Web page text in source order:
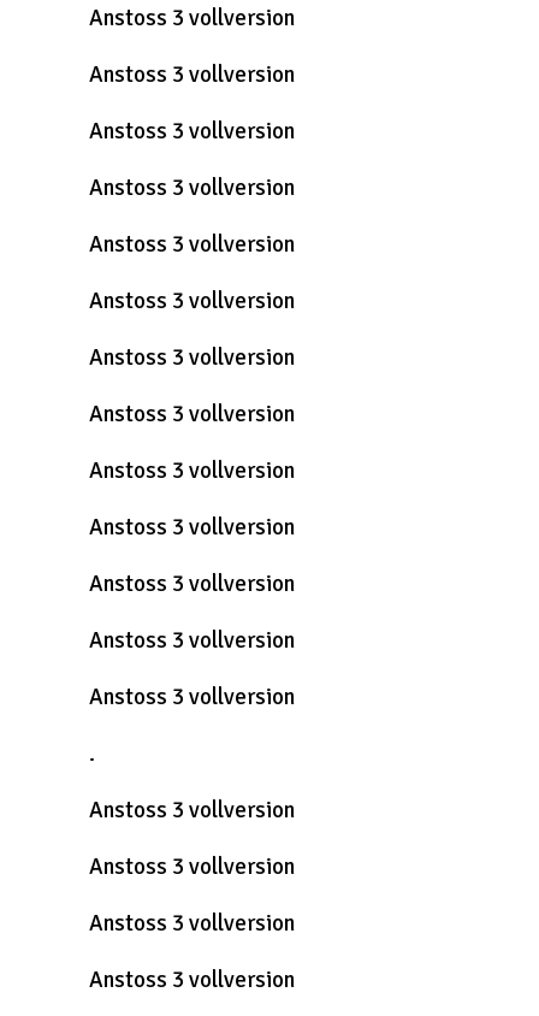
Anstoss 3 vollversion
Anstoss 3 vollversion
Anstoss 3 vollversion
Anstoss 3 vollversion
Anstoss 3 vollversion
Anstoss 3 vollversion
Anstoss 3 vollversion
Anstoss 3 vollversion
Anstoss 3 vollversion
Anstoss 3 vollversion
Anstoss 3 vollversion
Anstoss 3 vollversion
Anstoss 3 vollversion
.
Anstoss 3 vollversion
Anstoss 3 vollversion
Anstoss 3 vollversion
Anstoss 3 vollversion